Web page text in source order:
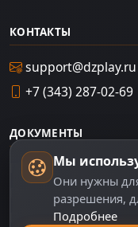
КОНТАКТЫ
support@dzplay.ru
+7 (343) 287-02-69
ДОКУМЕНТЫ
Пользовательское
Политика
Правила оплаты
Мы
Они нужны
разрешения,
Подробнее